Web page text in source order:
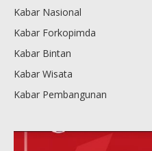
Kabar Nasional
Kabar Forkopimda
Kabar Bintan
Kabar Wisata
Kabar Pembangunan